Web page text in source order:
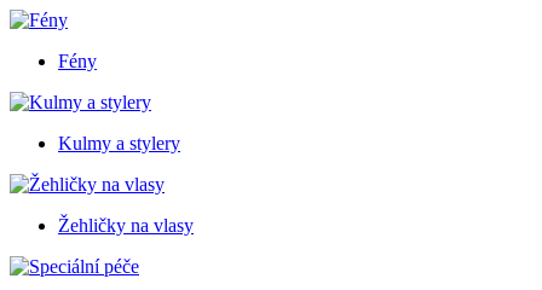
Fény
Kulmy a stylery
Žehličky na vlasy